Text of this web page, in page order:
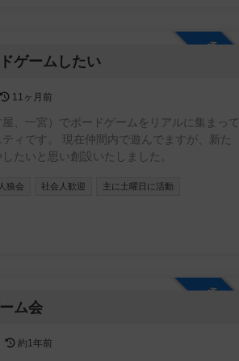
やすい雰囲気です🙆🏻‍♀️ ＜過去の参加人
性6名） 第2回：21名（女性9名） ＜イベ
＞ https://1link.jp/ikesai
ゲームしたい
11ヶ月前
、一宮）でボードゲームをリアルに集まって
ィです。 現在仲間内で遊んでますが、新た
たいと思い創設いたしました。
人狼会 社会人歓迎 主に土曜日に活動
ム会
約1年前